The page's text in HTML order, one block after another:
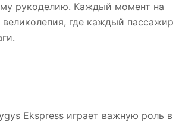
рукоделию. Каждый момент на
где каждый пассажир
Ekspress играет важную роль в